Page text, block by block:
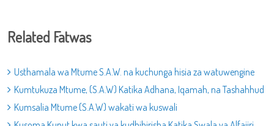
Related Fatwas
Usthamala wa Mtume S.A.W. na kuchunga hisia za watuwengine
Kumtukuza Mtume, (S.A.W) Katika Adhana, Iqamah, na Tashahhud
Kumsalia Mtume (S.A.W) wakati wa kuswali